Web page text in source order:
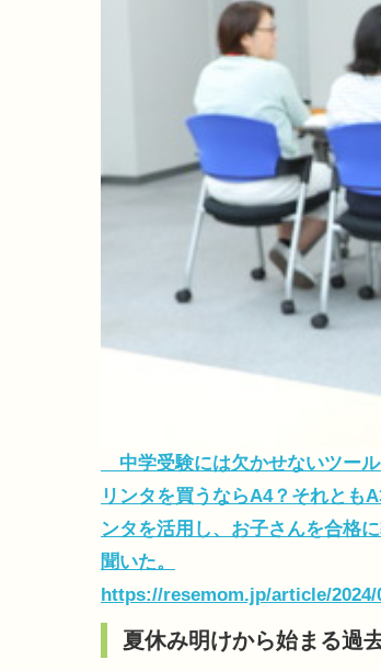
中学受験には欠かせないツー
リンタを買うならA4？それとも
ンタを活用し、お子さんを合格
聞いた。
https://resemom.jp/article/2024/
夏休み明けから始まる過